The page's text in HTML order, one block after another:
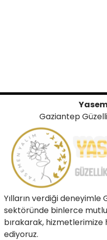
Gaziantep
Yılların verdiği deneyimle
sektöründe binlerce
bırakarak, hizmetlerimize
ediyoruz.